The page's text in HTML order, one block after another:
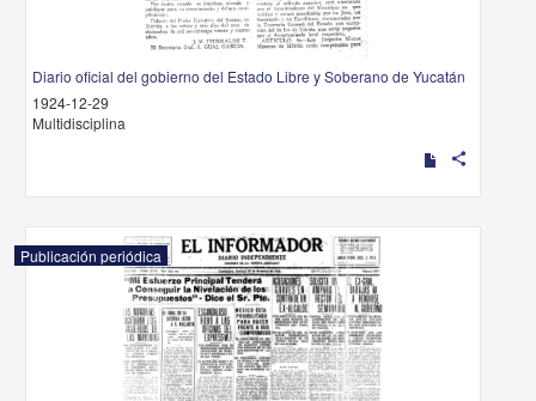
Diario oficial del gobierno del Estado Libre y Soberano de Yucatán
1924-12-29
Multidisciplina
share
Publicación periódica